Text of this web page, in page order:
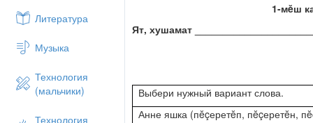
Литература
Музыка
Технология
(мальчики)
Технология
1-мĕш
Ят, хушамат
Выбери нужный вариант слова.
Анне яшка (пĕçеретĕп, пĕçеретĕн,